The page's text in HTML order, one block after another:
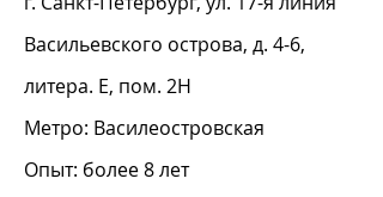
Васильевского острова, д. 4-6,
литера. Е, пом. 2Н
Метро: Василеостровская
Опыт: более 8 лет